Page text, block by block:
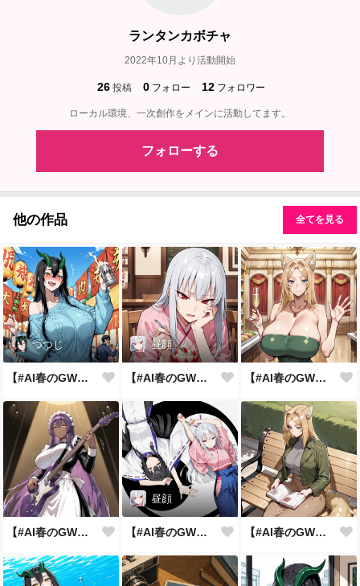
ランタンカボチャ
2022年10月より活動開始
26 投稿 0 フォロー 12 フォロワー
ローカル環境、一次創作をメインに活動してます。
フォローする
他の作品 全てを見る
つつじ
【#AI春のGWまつり】お祭りと言えば
昼顔
【#AI春のGWまつり】見た目は子供 【#AI春のGWまつり】みどりの日
【#AI春のGWまつり】ﾛｯｹﾝﾛｰ
昼顔
【#AI春のGWまつり】平成あるある 【#AI春のGWまつり】